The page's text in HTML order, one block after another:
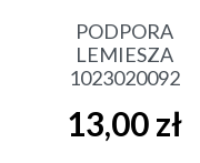
PODPORA
LEMIESZA
1023020092
Cena
13,00 zł